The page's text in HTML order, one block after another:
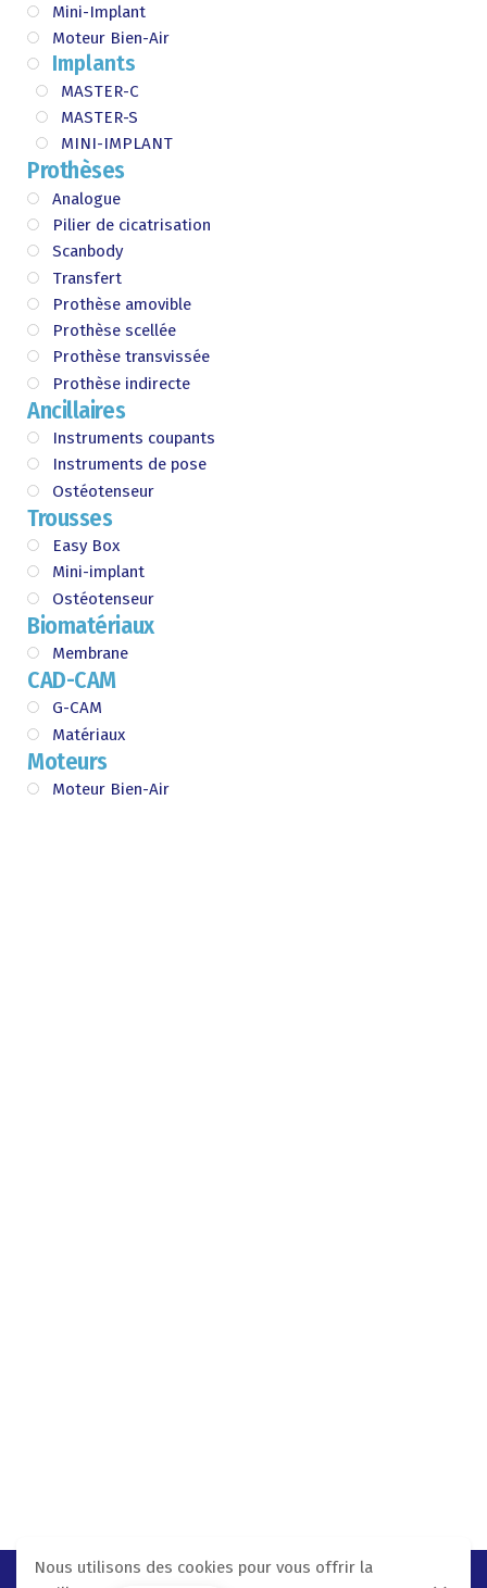
Mini-Implant
Moteur Bien-Air
Implants
MASTER-C
MASTER-S
MINI-IMPLANT
Prothèses
Analogue
Pilier de cicatrisation
Scanbody
Transfert
Prothèse amovible
Prothèse scellée
Prothèse transvissée
Prothèse indirecte
Ancillaires
Instruments coupants
Instruments de pose
Ostéotenseur
Trousses
Easy Box
Mini-implant
Ostéotenseur
Biomatériaux
Membrane
CAD-CAM
G-CAM
Matériaux
Moteurs
Moteur Bien-Air
Nous utilisons des cookies pour vous offrir la